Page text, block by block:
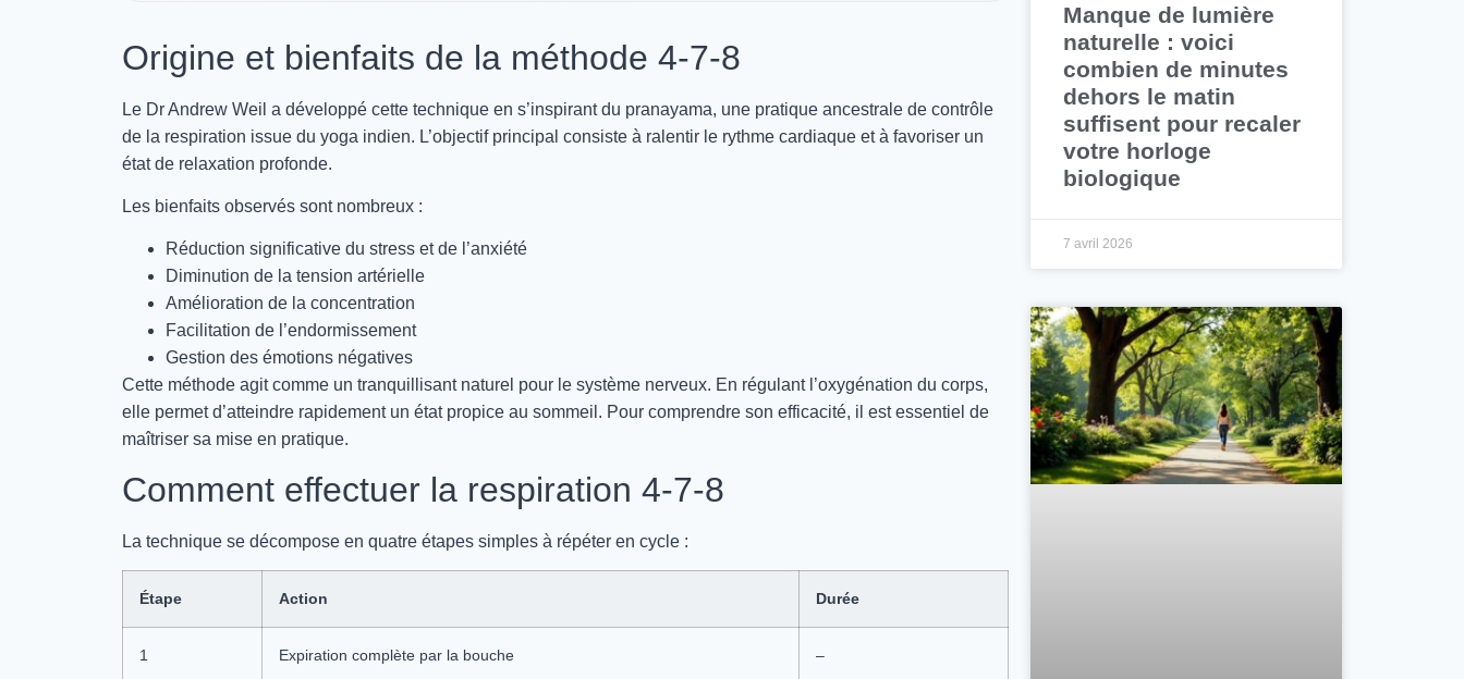
Manque de lumière
naturelle : voici
combien de minutes
dehors le matin
suffisent pour recaler
votre horloge
biologique
7 avril 2026
Origine et bienfaits de la méthode 4-7-8
Le Dr Andrew Weil a développé cette technique en s’inspirant du pranayama, une pratique ancestrale de contrôle
de la respiration issue du yoga indien. L’objectif principal consiste à ralentir le rythme cardiaque et à favoriser un
état de relaxation profonde.
Les bienfaits observés sont nombreux :
Réduction significative du stress et de l’anxiété
Diminution de la tension artérielle
Amélioration de la concentration
Facilitation de l’endormissement
Gestion des émotions négatives
Cette méthode agit comme un tranquillisant naturel pour le système nerveux. En régulant l’oxygénation du corps,
elle permet d’atteindre rapidement un état propice au sommeil. Pour comprendre son efficacité, il est essentiel de
maîtriser sa mise en pratique.
Comment effectuer la respiration 4-7-8
La technique se décompose en quatre étapes simples à répéter en cycle :
Étape Action Durée
1 Expiration complète par la bouche –